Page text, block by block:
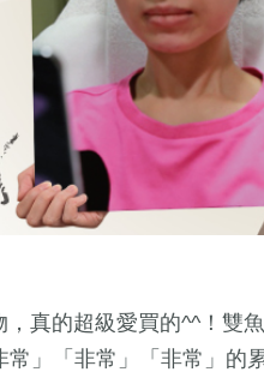
真的超級愛買的^^！雙
」「非常」「非常」的